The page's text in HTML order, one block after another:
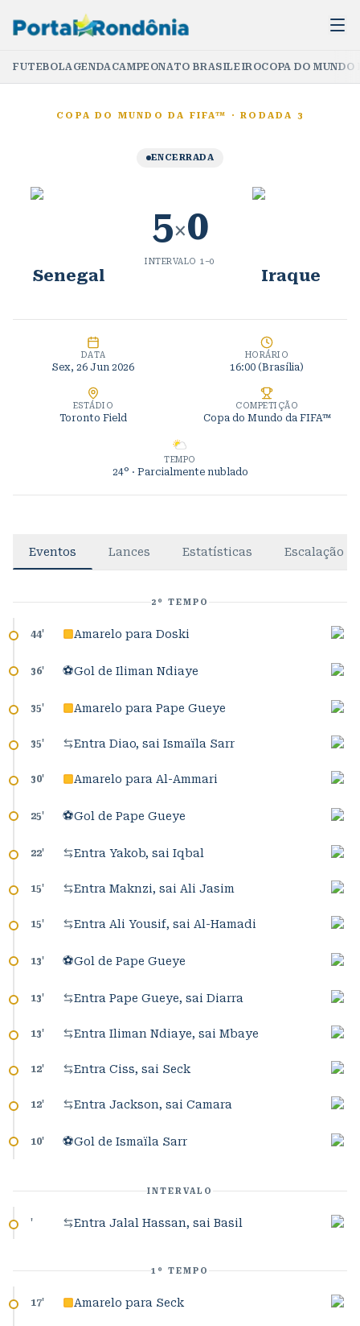
FUTEBOLAGENDACAMPEONATO BRASILEIROCOPA DO
COPA DO MUNDO DA FIFA™ ·RODADA 3
ENCERRADA
Senegal
5×0
INTERVALO 1 –0
Iraque
DATA
Sex, 26 Jun 2026
HORÁRIO
16:00 (Brasília)
ESTÁDIO
Toronto Field
COMPETIÇÃO
Copa do Mundo da FIFA™
TEMPO
24° · Parcialmente nublado
Eventos Lances Estatísticas Escalação
2º TEMPO
44' Amarelo para Doski
36' ⚽Gol de Iliman Ndiaye
35' Amarelo para Pape Gueye
35' Entra Diao, sai Ismaïla Sarr
30' Amarelo para Al-Ammari
25' ⚽Gol de Pape Gueye
22' Entra Yakob, sai Iqbal
15' Entra Maknzi, sai Ali Jasim
15' Entra Ali Yousif, sai Al-Hamadi
13' ⚽Gol de Pape Gueye
13' Entra Pape Gueye, sai Diarra
13' Entra Iliman Ndiaye, sai Mbaye
12' Entra Ciss, sai Seck
12' Entra Jackson, sai Camara
10' ⚽Gol de Ismaïla Sarr
INTERVALO
' Entra Jalal Hassan, sai Basil
1º TEMPO
17' Amarelo para Seck